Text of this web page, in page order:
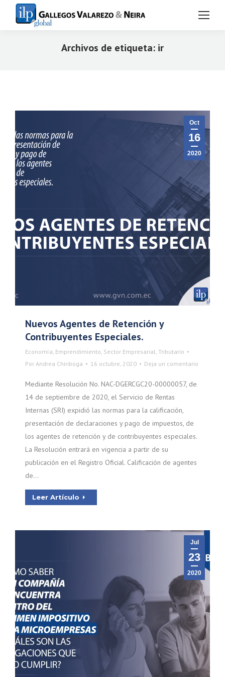
Archivos de etiqueta: ir
Oct
16
2020
Nuevos Agentes de Retención y
Contribuyentes Especiales.
Economía, Emprendimiento, Sector Empresarial, Tributario
Por Andrea Chiriboga 16 octubre, 2020 Deja un comentario
Mediante Resolución No. NAC-DGERCGC20-00000057, de
14 de septiembre de 2020, el Servicio de Rentas
Internas (SRI) expidió las normas para la calificación,
presentación de declaraciones y pago de impuestos, de
los agentes de retención y de contribuyentes especiales.
La Resolución entrará en vigencia a partir de su
publicación en el Registro Oficial. Calificación de agentes
de…
Leer Artículo
Jul
23
2020